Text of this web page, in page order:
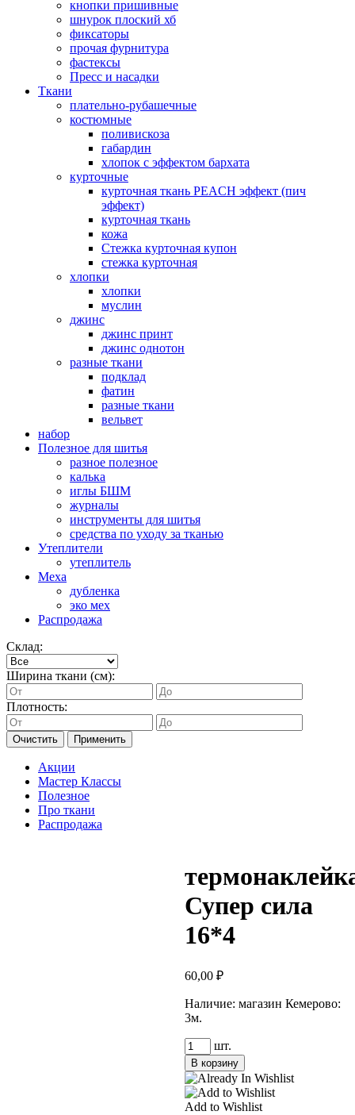
кнопки пришивные
шнурок плоский хб
фиксаторы
прочая фурнитура
фастексы
Пресс и насадки
Ткани
плательно-рубашечные
костюмные
поливискоза
габардин
хлопок с эффектом бархата
курточные
курточная ткань PEACH эффект (пич
эффект)
курточная ткань
кожа
Стежка курточная купон
стежка курточная
хлопки
хлопки
муслин
джинс
джинс принт
джинс однотон
разные ткани
подклад
фатин
разные ткани
вельвет
набор
Полезное для шитья
разное полезное
калька
иглы БШМ
журналы
инструменты для шитья
средства по уходу за тканью
Утеплители
утеплитель
Меха
дубленка
эко мех
Распродажа
Склад:
Ширина ткани (см):
Плотность:
Очистить Применить
Акции
Мастер Классы
Полезное
Про ткани
Распродажа
Супер сила
16*4
60,00 ₽
Наличие: магазин Кемерово:
3м.
Количество
товара
термонаклейка
Супер
сила
шт.
В корзину
Add to Wishlist